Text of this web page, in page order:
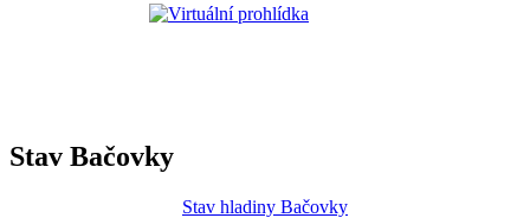
Stav Bačovky
Stav hladiny Bačovky